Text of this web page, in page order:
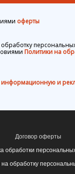
оферты
Политики на
информационную и
Договор оферты
обработки
на обработку